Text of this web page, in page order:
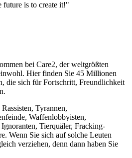
future is to create it!"
bei Care2, der weltgrößten
Hier finden Sie 45 Millionen
die sich für Fortschritt, Freundlichkeit
Tyrannen,
Waffenlobbyisten,
Ignoranten, Tierquäler, Fracking-
Wenn Sie sich auf solche Leuten
verziehen, denn dann haben Sie